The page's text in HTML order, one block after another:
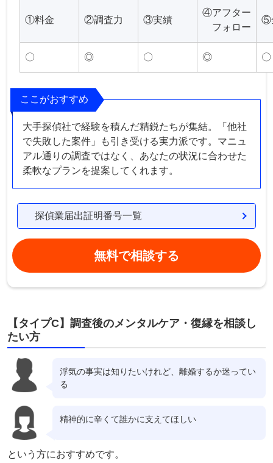
①料金 ②調査力 ③実績
④アフター
フォロー
⑤
〇 ◎ 〇 ◎ 〇
ここがおすすめ
大手探偵社で経験を積んだ精鋭たちが集結。「他社
で失敗した案件」も引き受ける実力派です。マニュ
アル通りの調査ではなく、あなたの状況に合わせた
柔軟なプランを提案してくれます。
探偵業届出証明番号一覧
無料で相談する
【タイプC】調査後のメンタルケア・復縁を相談し
たい方
浮気の事実は知りたいけれど、離婚するか迷ってい
る
精神的に辛くて誰かに支えてほしい
という方におすすめです。